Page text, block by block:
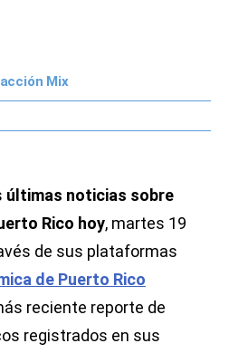
Mix
últimas noticias sobre
Rico hoy, martes 19
de sus plataformas
de Puerto Rico
reciente reporte de
registrados en sus